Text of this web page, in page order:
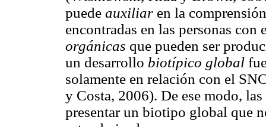
puede auxiliar en la
encontradas en las personas
orgánicas que pueden ser
un desarrollo biotípico global
solamente en relación con el
y Costa, 2006). De ese modo,
presentar un biotipo global que